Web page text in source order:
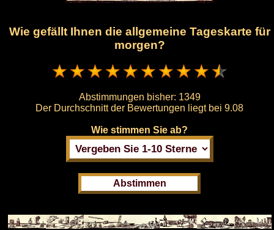
Wie gefällt Ihnen die allgemeine Tageskarte für
morgen?
Abstimmungen bisher: 1349
Der Durchschnitt der Bewertungen liegt bei 9.08
Wie stimmen Sie ab?